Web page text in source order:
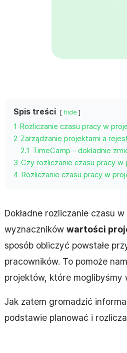
Spis treści hide
1
Rozliczanie czasu pracy w
2 Zarządzanie projektami a
2.1 TimeCamp – dokładnie
3 Czy rozliczanie czasu pracy
4 Rozliczanie czasu pracy w
Dokładne rozliczanie czasu
wyznaczników wartości
sposób obliczyć powstałe
pracowników. To pomoże
projektów, które moglibyśmy
Jak zatem gromadzić
podstawie planować i